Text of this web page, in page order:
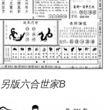
另版六合世家B